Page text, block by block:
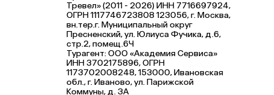
Тревел» (2011 - 2026) ИНН 7716697924,
ОГРН 1117746723808 123056, г. Москва,
вн.тер.г. Муниципальный округ
Пресненский, ул. Юлиуса Фучика, д.6,
стр.2, помещ.6Ч
Турагент: ООО «Академия Сервиса»
ИНН 3702175896, ОГРН
1173702008248, 153000, Ивановская
обл., г. Иваново, ул. Парижской
Коммуны, д. ЗА